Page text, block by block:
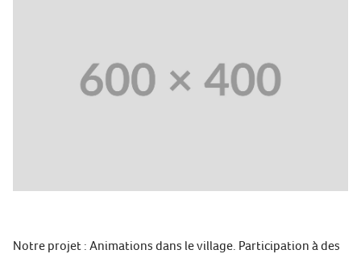
Notre projet : Animations dans le village. Participation à des